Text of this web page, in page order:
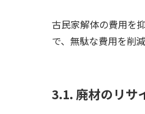
古民家解体の費用を
で、無駄な費用を削
3.1. 廃材のリサ